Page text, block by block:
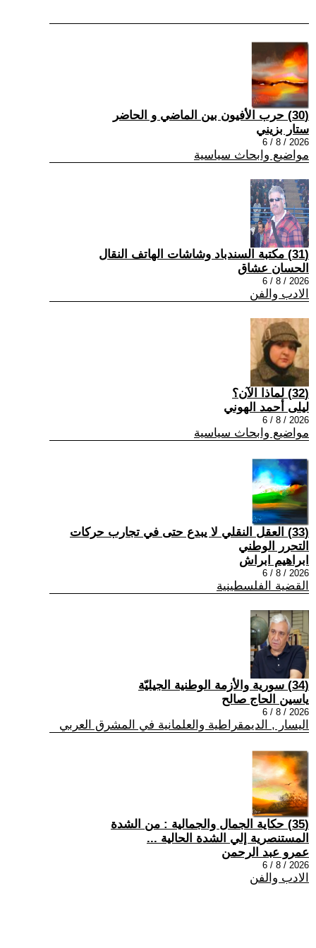
(30) حرب الأفيون بين الماضي و الحاضر
ستار بزيني
2026 / 8 / 6
مواضيع وابحاث سياسية
(31) مكتبة السندباد وشاشات الهاتف النقال
الحسان عشاق
2026 / 8 / 6
الادب والفن
(32) لماذا الآن؟
ليلى أحمد الهوني
2026 / 8 / 6
مواضيع وابحاث سياسية
(33) العقل النقلي لا يبدع حتى في تجارب حركات
التحرر الوطني
ابراهيم ابراش
2026 / 8 / 6
القضية الفلسطينية
(34) سورية والأزمة الوطنية الجيليّة
ياسين الحاج صالح
2026 / 8 / 6
اليسار , الديمقراطية والعلمانية في المشرق العربي
(35) حكاية الجمال والجمالية : من الشدة
المستنصرية إلي الشدة الحالية ...
عمرو عبد الرحمن
2026 / 8 / 6
الادب والفن